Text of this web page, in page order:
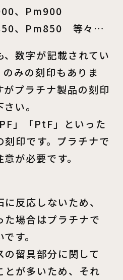
、Pm900
、Pm850 等々…
数字が記載されてい
みの刻印もありま
プラチナ製品の刻印
い。
」「PtF」といった
印です。プラチナで
が必要です。
反応しないため、
場合はプラチナで
す。
の留具部分に関して
とが多いため、それ